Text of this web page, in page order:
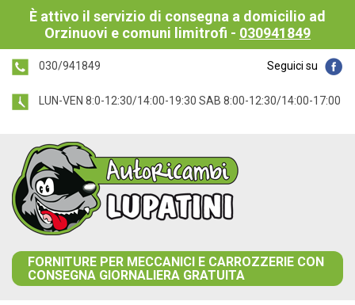
È attivo il servizio di consegna a domicilio ad
Orzinuovi e comuni limitrofi - 030941849
Seguici su
030/941849
LUN-VEN 8:0-12:30/14:00-19:30 SAB 8:00-12:30/14:00-17:00
FORNITURE PER MECCANICI E CARROZZERIE CON
CONSEGNA GIORNALIERA GRATUITA